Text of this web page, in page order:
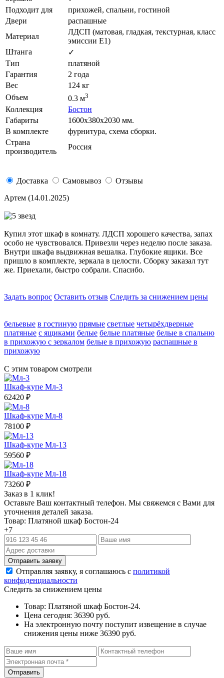
Подходит для
прихожей, спальни, гостиной
Двери
распашные
Материал
ЛДСП (матовая, гладкая, текстурная, класс
эмиссии E1)
Штанга
✓
Тип
платяной
Гарантия
2 года
Вес
124 кг
Объем
0.3 м3
Коллекция
Бостон
Габариты
1600х380х2030 мм.
В комплекте
фурнитура, схема сборки.
Страна
производитель
Россия
Доставка Самовывоз
Отзывы
Артем (14.01.2025)
Купил этот шкаф в комнату. ЛДСП хорошего качества, запах
особо не чувствовался. Привезли через неделю после заказа.
Внутри шкафа выдвижная вешалка. Глубокие ящики. Все
пришло в комплекте, зеркала в целости. Сборку заказал тут
же. Приехали, быстро собрали. Спасибо.
Задать вопрос Оставить отзыв Следить за снижением цены
бельевые в гостиную прямые светлые четырёхдверные
платяные с ящиками белые белые платяные белые в спальню
в прихожую с зеркалом белые в прихожую распашные в
прихожую
С этим товаром смотрели
Шкаф-купе Мл-3
62420 ₽
Шкаф-купе Мл-8
78100 ₽
Шкаф-купе Мл-13
59560 ₽
Шкаф-купе Мл-18
73260 ₽
Заказ в 1 клик!
Оставьте Ваш контактный телефон. Мы свяжемся с Вами для
уточнения деталей заказа.
Товар: Платяной шкаф Бостон-24
+7
Отправляя заявку, я соглашаюсь с политикой
конфиденциальности
Следить за снижением цены
Товар: Платяной шкаф Бостон-24.
Цена сегодня: 36390 руб.
На электронную почту поступит извещение в случае
снижения цены ниже 36390 руб.